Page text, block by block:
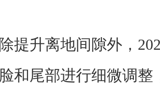
除提升离地间隙外，
脸和尾部进行细微调